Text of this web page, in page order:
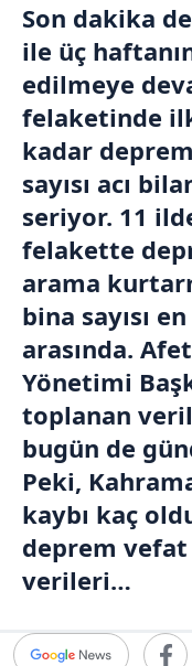
Son dakika
ile üç
edilmeye
felaketinde
kadar deprem
sayısı acı
seriyor. 11
felakette
arama
bina sayısı
arasında.
Yönetimi
toplanan
bugün de
Peki,
kaybı kaç
deprem vefat
verileri…